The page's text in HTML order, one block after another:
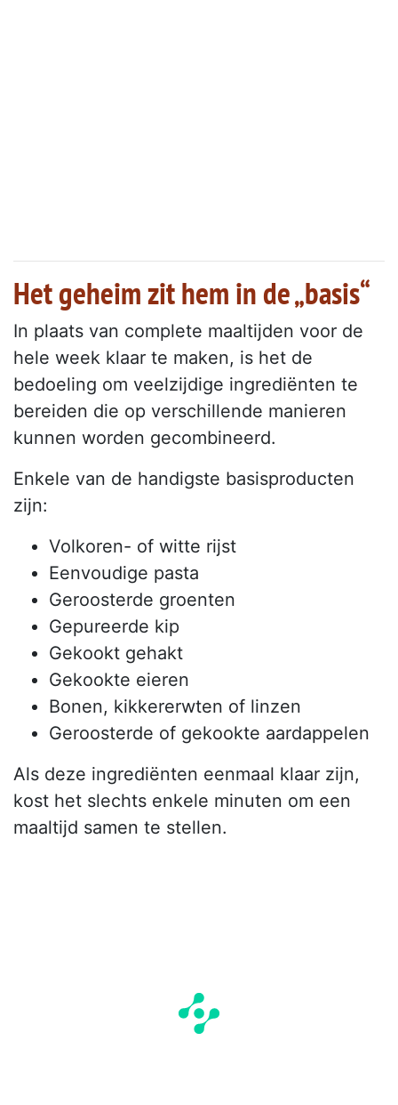
Het geheim zit hem in de „basis“
In plaats van complete maaltijden voor de
hele week klaar te maken, is het de
bedoeling om veelzijdige ingrediënten te
bereiden die op verschillende manieren
kunnen worden gecombineerd.
Enkele van de handigste basisproducten
zijn:
Volkoren- of witte rijst
Eenvoudige pasta
Geroosterde groenten
Gepureerde kip
Gekookt gehakt
Gekookte eieren
Bonen, kikkererwten of linzen
Geroosterde of gekookte aardappelen
Als deze ingrediënten eenmaal klaar zijn,
kost het slechts enkele minuten om een
maaltijd samen te stellen.